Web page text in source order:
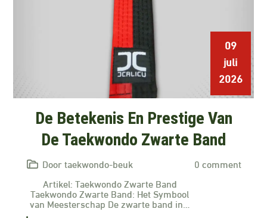
09
juli
2026
De Betekenis En Prestige Van
De Taekwondo Zwarte Band
Door taekwondo-beuk
0 comment
Artikel: Taekwondo Zwarte Band
Taekwondo Zwarte Band: Het Symbool
van Meesterschap De zwarte band in…